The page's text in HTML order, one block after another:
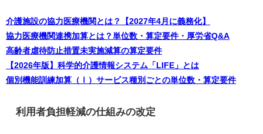
介護施設の協力医療機関とは？【2027年4月に義務化】
協力医療機関連携加算とは？単位数・算定要件・厚労省Q&A
高齢者虐待防止措置未実施減算の算定要件
【2026年版】科学的介護情報システム「LIFE」とは
個別機能訓練加算（Ⅰ）サービス種別ごとの単位数・算定要件
利用者負担軽減の仕組みの改定